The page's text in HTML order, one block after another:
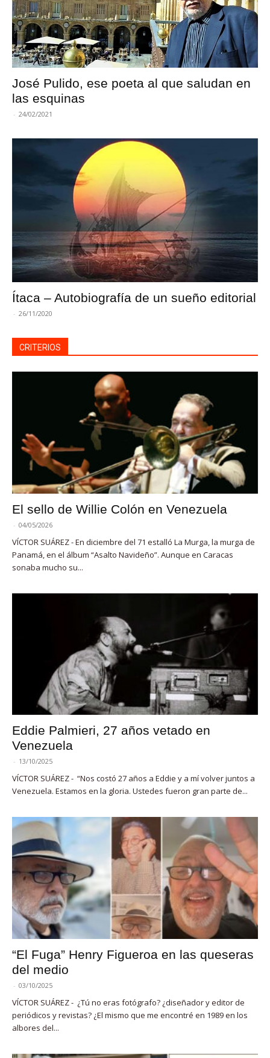
José Pulido, ese poeta al que saludan en
las esquinas
- 24/02/2021
Ítaca – Autobiografía de un sueño editorial
- 26/11/2020
CRITERIOS
El sello de Willie Colón en Venezuela
- 04/05/2026
VÍCTOR SUÁREZ - En diciembre del 71 estalló La Murga, la murga de
Panamá, en el álbum “Asalto Navideño”. Aunque en Caracas
sonaba mucho su...
Eddie Palmieri, 27 años vetado en
Venezuela
- 13/10/2025
VÍCTOR SUÁREZ - “Nos costó 27 años a Eddie y a mí volver juntos a
Venezuela. Estamos en la gloria. Ustedes fueron gran parte de...
“El Fuga” Henry Figueroa en las queseras
del medio
- 03/10/2025
VÍCTOR SUÁREZ - ¿Tú no eras fotógrafo? ¿diseñador y editor de
periódicos y revistas? ¿El mismo que me encontré en 1989 en los
albores del...